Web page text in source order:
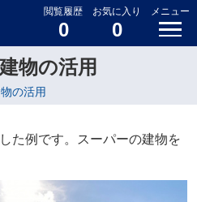
閲覧履歴
0
お気に入り
0
メニュー
物の活用
の活用
た例です。スーパーの建物を